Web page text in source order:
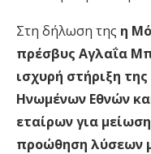
Στη δήλωση της η
πρέσβυς Αγλαΐα
ισχυρή στήριξη
Ηνωμένων Εθνών
εταίρων για
προώθηση λύσεων